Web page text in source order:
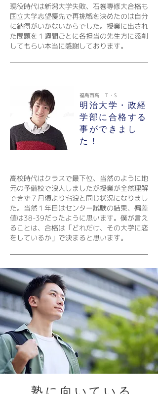
現役時代は新潟大学失敗、石巻専修大合格も
国立大学志望優先で再挑戦を決めたのは自分
に納得がいかないからでした。授業に出され
た問題を１週間ごとに各担当の先生方に添削
してもらい本当に感謝しております。
福島西高 Ｔ・S
明治大学・政経
学部に合格する
事ができまし
た！
高校時代はクラスで最下位、当然のように地
元の予備校で浪人しましたが授業が全然理解
できず７月頃より宅浪と同じ状況になりまし
た。当然１年目はセンター試験の結果、偏差
値は38-39だったように思います。僕が言え
ることは、合格は「どれだけ、その大学に恋
をしているか」で決まると思います。
塾に向いている